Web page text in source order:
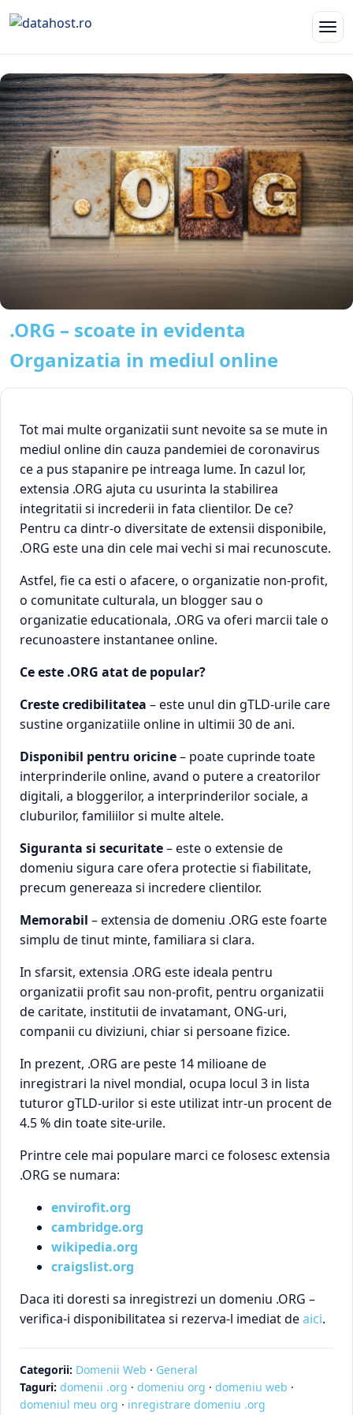
.ORG – scoate in evidenta
Organizatia in mediul online
Tot mai multe organizatii sunt nevoite sa se mute in
mediul online din cauza pandemiei de coronavirus
ce a pus stapanire pe intreaga lume. In cazul lor,
extensia .ORG ajuta cu usurinta la stabilirea
integritatii si increderii in fata clientilor. De ce?
Pentru ca dintr-o diversitate de extensii disponibile,
.ORG este una din cele mai vechi si mai recunoscute.
Astfel, fie ca esti o afacere, o organizatie non-profit,
o comunitate culturala, un blogger sau o
organizatie educationala, .ORG va oferi marcii tale o
recunoastere instantanee online.
Ce este .ORG atat de popular?
Creste credibilitatea – este unul din gTLD-urile care
sustine organizatiile online in ultimii 30 de ani.
Disponibil pentru oricine– poate cuprinde toate
interprinderile online, avand o putere a creatorilor
digitali, a bloggerilor, a interprinderilor sociale, a
cluburilor, familiilor si multe altele.
Siguranta si securitate– este o extensie de
domeniu sigura care ofera protectie si fiabilitate,
precum genereaza si incredere clientilor.
Memorabil – extensia de domeniu .ORG este foarte
simplu de tinut minte, familiara si clara.
In sfarsit, extensia .ORG este ideala pentru
organizatii profit sau non-profit, pentru organizatii
de caritate, institutii de invatamant, ONG-uri,
companii cu diviziuni, chiar si persoane fizice.
In prezent, .ORG are peste 14 milioane de
inregistrari la nivel mondial, ocupa locul 3 in lista
tuturor gTLD-urilor si este utilizat intr-un procent de
4.5 % din toate site-urile.
Printre cele mai populare marci ce folosesc extensia
.ORG se numara:
envirofit.org
cambridge.org
wikipedia.org
craigslist.org
Daca iti doresti sa inregistrezi un domeniu .ORG –
verifica-i disponibilitatea si rezerva-l imediat deaici.
Categorii: Domenii Web · General
Taguri: domenii .org · domeniu org · domeniu web ·
domeniul meu org · inregistrare domeniu .org